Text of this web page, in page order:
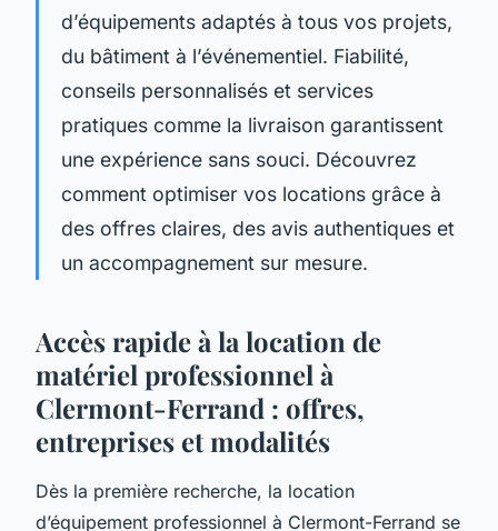
d’équipements adaptés à tous vos projets,
du bâtiment à l’événementiel. Fiabilité,
conseils personnalisés et services
pratiques comme la livraison garantissent
une expérience sans souci. Découvrez
comment optimiser vos locations grâce à
des offres claires, des avis authentiques et
un accompagnement sur mesure.
Accès rapide à la location de
matériel professionnel à
Clermont-Ferrand : offres,
entreprises et modalités
Dès la première recherche, la location
d’équipement professionnel à Clermont-Ferrand se